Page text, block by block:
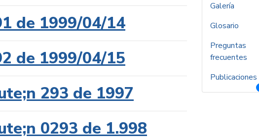
de 1999/04/14
de 1999/04/15
293 de 1997
0293 de 1.998
Galería
Glosario
Preguntas
frecuentes
Publicaciones